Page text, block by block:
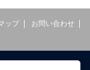
ップ
お問い合わせ